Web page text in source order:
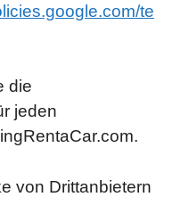
te
die
jeden
von Drittanbietern